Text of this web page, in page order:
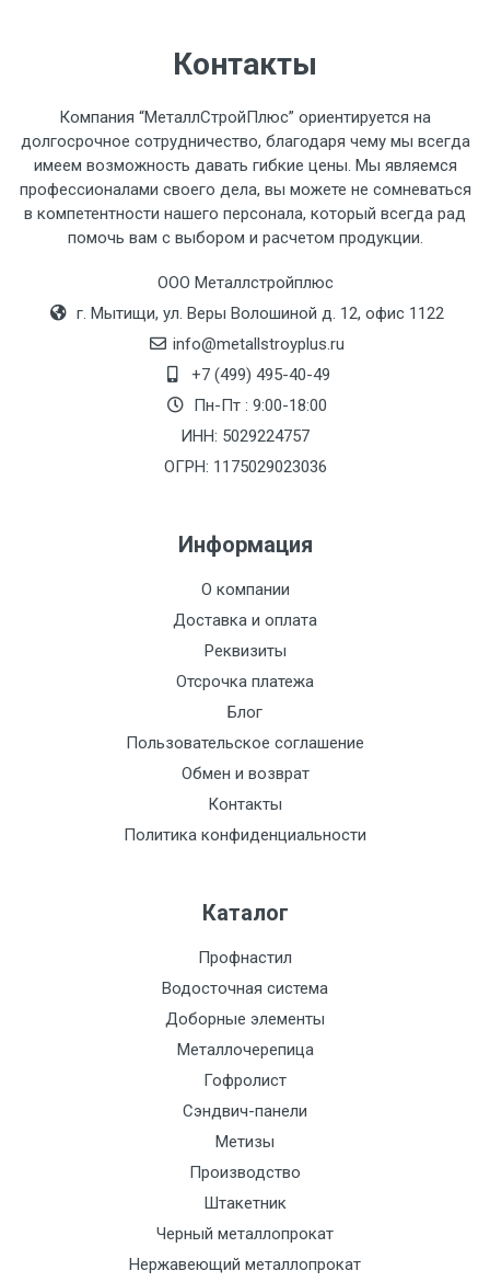
Контакты
Компания “МеталлСтройПлюс” ориентируется на
долгосрочное сотрудничество, благодаря чему мы всегда
имеем возможность давать гибкие цены. Мы являемся
профессионалами своего дела, вы можете не сомневаться
в компетентности нашего персонала, который всегда рад
помочь вам с выбором и расчетом продукции.
ООО Металлстройплюс
г. Мытищи, ул. Веры Волошиной д. 12, офис 1122
info@metallstroyplus.ru
+7 (499) 495-40-49
Пн-Пт : 9:00-18:00
ИНН: 5029224757
ОГРН: 1175029023036
Информация
О компании
Доставка и оплата
Реквизиты
Отсрочка платежа
Блог
Пользовательское соглашение
Обмен и возврат
Контакты
Политика конфиденциальности
Каталог
Профнастил
Водосточная система
Доборные элементы
Металлочерепица
Гофролист
Сэндвич-панели
Метизы
Производство
Штакетник
Черный металлопрокат
Нержавеющий металлопрокат